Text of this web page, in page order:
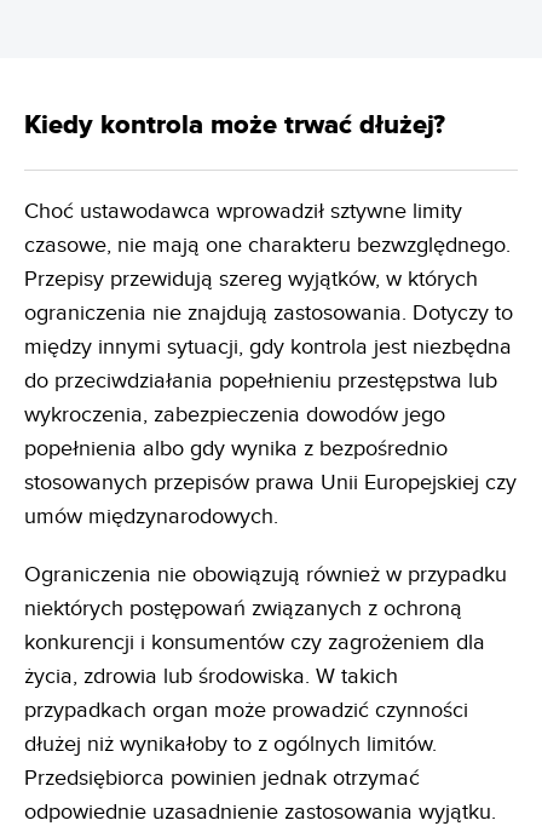
Kiedy kontrola może trwać dłużej?
Choć ustawodawca wprowadził sztywne limity
czasowe, nie mają one charakteru bezwzględnego.
Przepisy przewidują szereg wyjątków, w których
ograniczenia nie znajdują zastosowania. Dotyczy to
między innymi sytuacji, gdy kontrola jest niezbędna
do przeciwdziałania popełnieniu przestępstwa lub
wykroczenia, zabezpieczenia dowodów jego
popełnienia albo gdy wynika z bezpośrednio
stosowanych przepisów prawa Unii Europejskiej czy
umów międzynarodowych.
Ograniczenia nie obowiązują również w przypadku
niektórych postępowań związanych z ochroną
konkurencji i konsumentów czy zagrożeniem dla
życia, zdrowia lub środowiska. W takich
przypadkach organ może prowadzić czynności
dłużej niż wynikałoby to z ogólnych limitów.
Przedsiębiorca powinien jednak otrzymać
odpowiednie uzasadnienie zastosowania wyjątku.